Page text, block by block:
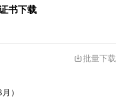
书下载
批量下载
）